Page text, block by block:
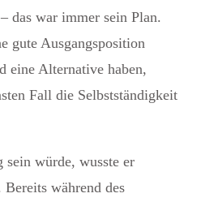
das war immer sein Plan.
gute Ausgangsposition
eine Alternative haben,
Fall die Selbstständigkeit
sein würde, wusste er
während des